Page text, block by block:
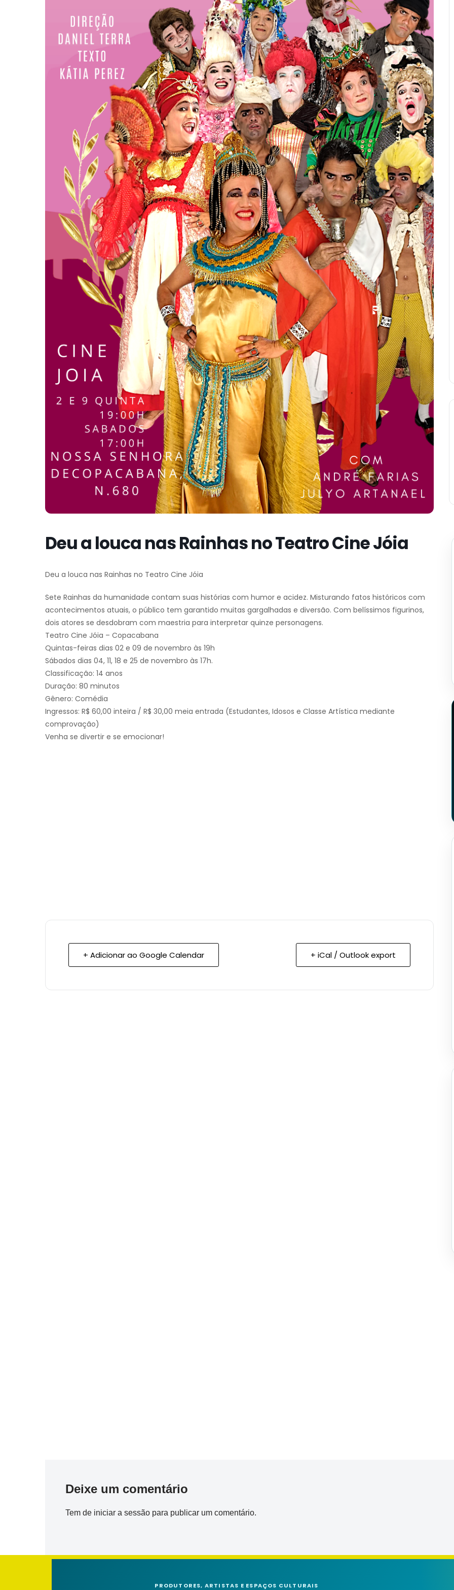
Deu a louca nas Rainhas no Teatro Cine Jóia
Deu a louca nas Rainhas no Teatro Cine Jóia
Sete Rainhas da humanidade contam suas histórias com humor e acidez. Misturando fatos históricos com
acontecimentos atuais, o público tem garantido muitas gargalhadas e diversão. Com belíssimos figurinos,
dois atores se desdobram com maestria para interpretar quinze personagens.
Teatro Cine Jóia – Copacabana
Quintas-feiras dias 02 e 09 de novembro às 19h
Sábados dias 04, 11, 18 e 25 de novembro às 17h.
Classificação: 14 anos
Duração: 80 minutos
Gênero: Comédia
Ingressos: R$ 60,00 inteira / R$ 30,00 meia entrada (Estudantes, Idosos e Classe Artística mediante
comprovação)
Venha se divertir e se emocionar!
+ Adicionar ao Google Calendar + iCal / Outlook export
Deixe um comentário
Tem de iniciar a sessão para publicar um comentário.
PRODUTORES, ARTISTAS E ESPAÇOS CULTURAIS